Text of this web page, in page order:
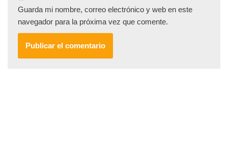
Guarda mi nombre, correo electrónico y web en este
navegador para la próxima vez que comente.